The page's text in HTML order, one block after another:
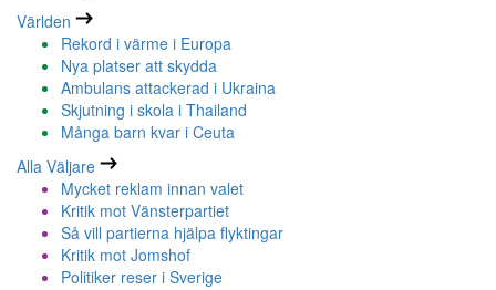
Världen
Rekord i värme i Europa
Nya platser att skydda
Ambulans attackerad i Ukraina
Skjutning i skola i Thailand
Många barn kvar i Ceuta
Alla Väljare
Mycket reklam innan valet
Kritik mot Vänsterpartiet
Så vill partierna hjälpa flyktingar
Kritik mot Jomshof
Politiker reser i Sverige